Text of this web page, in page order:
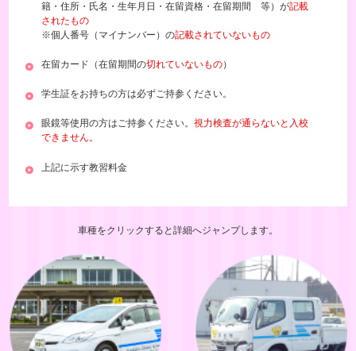
籍・住所・氏名・生年月日・在留資格・在留期間 等）が記載
されたもの
※個人番号（マイナンバー）の記載されていないもの
在留カード（在留期間の切れていないもの）
学生証をお持ちの方は必ずご持参ください。
眼鏡等使用の方はご持参ください。 視力検査が通らないと入校
できません。
上記に示す教習料金
車種をクリックすると詳細へジャンプします。